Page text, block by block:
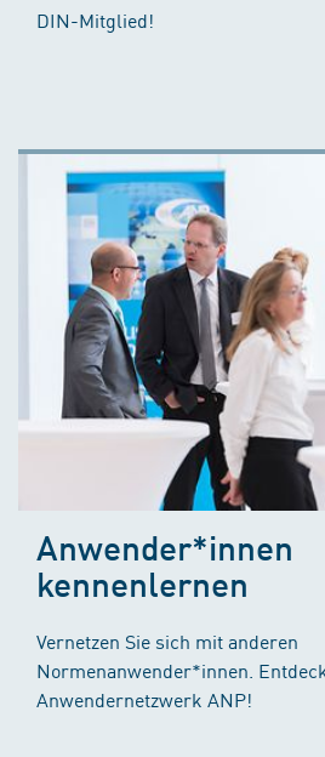
DIN-Mitglied!
Anwender*innen
kennenlernen
Vernetzen Sie sich mit anderen
Normenanwender*innen.
Anwendernetzwerk ANP!